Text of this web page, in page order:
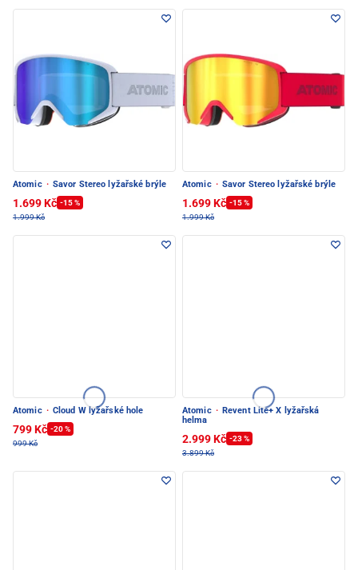
Atomic · Savor Stereo lyžařské brýle
1.699 Kč -15 %
1.999 Kč
Atomic · Savor Stereo lyžařské brýle
1.699 Kč -15 %
1.999 Kč
Atomic · Cloud W lyžařské hole
799 Kč -20 %
999 Kč
Atomic · Revent Lite+ X lyžařská
helma
2.999 Kč -23 %
3.899 Kč